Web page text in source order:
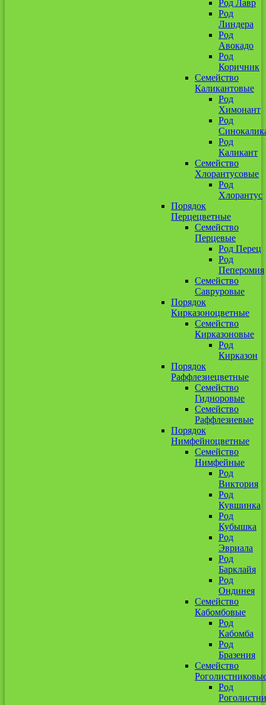
Род Лавр
Род
Линдера
Род
Авокадо
Род
Коричник
Семейство
Каликантовые
Род
Химонант
Род
Род
Каликант
Семейство
Хлорантусовые
Род
Хлорантус
Порядок
Перцецветные
Семейство
Перцевые
Род Перец
Род
Пеперомия
Семейство
Савруровые
Порядок
Кирказоноцветные
Семейство
Кирказоновые
Род
Кирказон
Порядок
Раффлезиецветные
Семейство
Гидноровые
Семейство
Раффлезиевые
Порядок
Нимфейноцветные
Семейство
Нимфейные
Род
Виктория
Род
Кувшинка
Род
Кубышка
Род
Эвриала
Род
Барклайя
Род
Ондинея
Семейство
Кабомбовые
Род
Кабомба
Род
Бразения
Семейство
Род